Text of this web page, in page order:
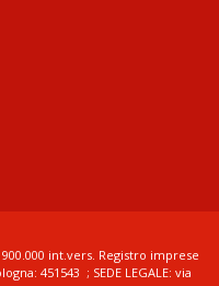
900.000 int.vers. Registro imprese
451543 ; SEDE LEGALE: via